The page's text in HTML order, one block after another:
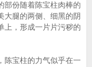
部份随着陈宝柱肉棒的
大腿的两侧、细黑的阴
上，形成一片片污秽的
宝柱的力气似乎在一